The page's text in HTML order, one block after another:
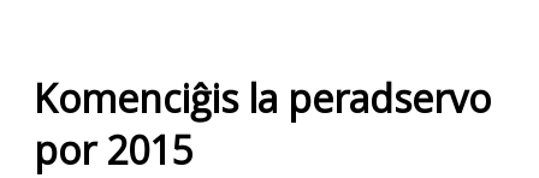
Komenciĝis la peradservo
por 2015